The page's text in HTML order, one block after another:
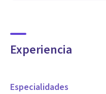
Experiencia
Especialidades